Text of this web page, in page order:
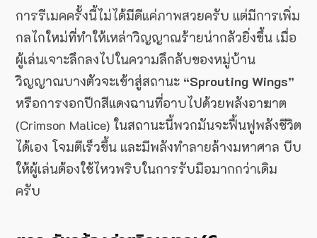
การรีเมคครั้งนี้ไม่ได้มีดีแค่ภาพสวยครับ แต่มีการเพิ่ม
กลไกใหม่ที่ทำให้เหล่าวิญญาณร้ายน่ากลัวยิ่งขึ้น เมื่อ
ผู้เล่นเจาะลึกลงไปในความลึกลับของหมู่บ้าน
วิญญาณบางตัวจะเข้าสู่สถานะ “Sprouting Wings”
หรือการงอกปีกสีแดงฉานที่อาบไปด้วยพลังอาฆาต
(Crimson Malice) ในสถานะนี้พวกมันจะฟื้นฟูพลังชีวิต
ได้เอง โจมตีเร็วขึ้น และมีพลังทำลายล้างมหาศาล บีบ
ให้ผู้เล่นต้องใช้ไหวพริบในการรับมือมากกว่าเดิม
ครับ